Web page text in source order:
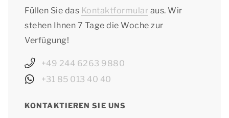
Füllen Sie das Kontaktformular aus. Wir
stehen Ihnen 7 Tage die Woche zur
Verfügung!
+49 244 6263 9880
+31 85 013 40 40
KONTAKTIEREN SIE UNS